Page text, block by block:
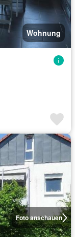
Wohnung
Foto anschauen